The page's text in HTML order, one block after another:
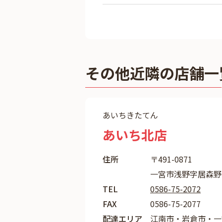
その他近隣の店舗
あいちきたてん
あいち北店
住所
〒491-0871
一宮市浅野字居森
TEL
0586-75-2072
FAX
0586-75-2077
配達エリア
江南市・岩倉市・